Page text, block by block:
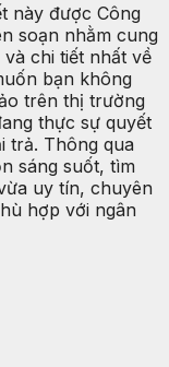
này được Công
soạn nhằm cung
chi tiết nhất về
bạn không
trên thị trường
thực sự quyết
trả. Thông qua
sáng suốt, tìm
uy tín, chuyên
hợp với ngân